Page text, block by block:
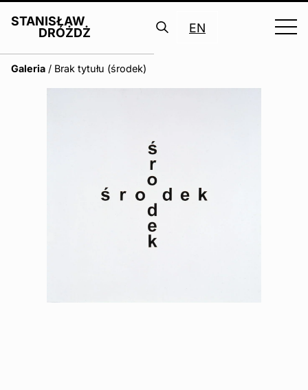
STANISŁAW
DRÓŻDŻ
Search
EN
Galeria / Brak tytułu (środek)